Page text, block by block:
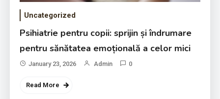
Uncategorized
Psihiatrie pentru copii: sprijin și îndrumare
pentru sănătatea emoțională a celor mici
January 23, 2026 Admin 0
Read More